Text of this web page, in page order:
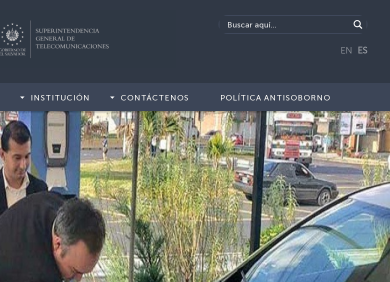
EN ES
INSTITUCIÓN CONTÁCTENOS POLÍTICA ANTISOBORNO